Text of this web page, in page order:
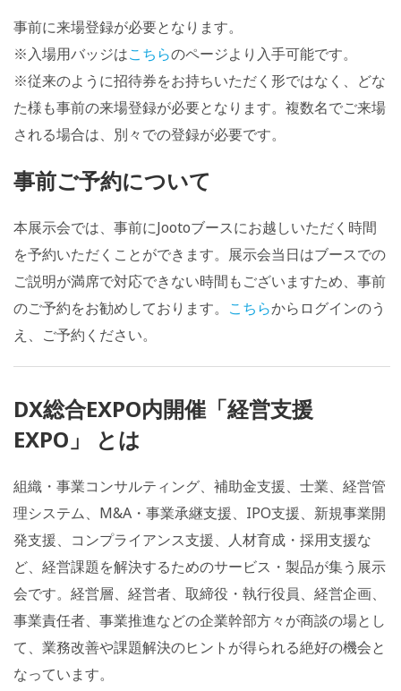
事前に来場登録が必要となります。
※入場用バッジはこちらのページより入手可能です。
※従来のように招待券をお持ちいただく形ではなく、どな
た様も事前の来場登録が必要となります。複数名でご来場
される場合は、別々での登録が必要です。
事前ご予約について
本展示会では、事前にJootoブースにお越しいただく時間
を予約いただくことができます。展示会当日はブースでの
ご説明が満席で対応できない時間もございますため、事前
のご予約をお勧めしております。 こちらからログインのう
え、ご予約ください。
DX総合EXPO内開催「経営支援
EXPO」 とは
組織・事業コンサルティング、補助金支援、士業、経営管
理システム、M&A・事業承継支援、IPO支援、新規事業開
発支援、コンプライアンス支援、人材育成・採用支援な
ど、経営課題を解決するためのサービス・製品が集う展示
会です。経営層、経営者、取締役・執行役員、経営企画、
事業責任者、事業推進などの企業幹部方々が商談の場とし
て、業務改善や課題解決のヒントが得られる絶好の機会と
なっています。